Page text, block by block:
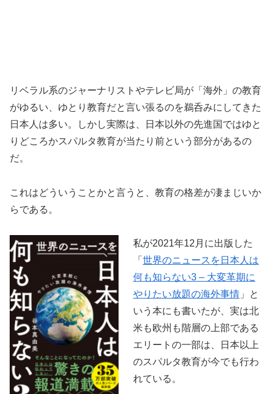
リベラル系のジャーナリストやテレビ局が「海外」の教育
がゆるい、ゆとり教育だと言い張るのを鵜呑みにしてきた
日本人は多い。しかし実際は、日本以外の先進国ではゆと
りどころかスパルタ教育が当たり前という部分があるの
だ。
これはどういうことかと言うと、教育の格差が凄まじいか
らである。
私が2021年12月に出版した
「 世界のニュースを日本人は
何も知らない3 – 大変革期に
やりたい放題の海外事情 」と
いう本にも書いたが、実は北
米も欧州も階層の上部である
エリートの一部は、日本以上
のスパルタ教育が今でも行わ
れている。